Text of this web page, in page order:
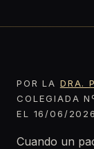
POR LA DRA.
COLEGIADA
EL 16/06/2026
Cuando un